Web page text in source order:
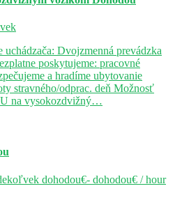
Dvojzmenná prevádzka
poskytujeme: pracovné
a hradíme ubytovanie
stravného/odprac. deň Možnosť
na vysokozdvižný…
dohodou€- dohodou€ / hour